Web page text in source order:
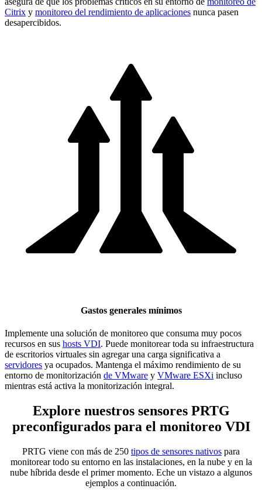
Citrix y monitoreo del rendimiento de aplicaciones nunca pasen
desapercibidos.
Gastos generales mínimos
Implemente una solución de monitoreo que consuma muy pocos
recursos en sus hosts VDI. Puede monitorear toda su infraestructura
de escritorios virtuales sin agregar una carga significativa a
servidores ya ocupados. Mantenga el máximo rendimiento de su
entorno de monitorización de VMware y VMware ESXi incluso
mientras está activa la monitorización integral.
Explore nuestros sensores PRTG
preconfigurados para el monitoreo VDI
PRTG viene con más de 250 tipos de sensores nativos para
monitorear todo su entorno en las instalaciones, en la nube y en la
nube híbrida desde el primer momento. Eche un vistazo a algunos
ejemplos a continuación.